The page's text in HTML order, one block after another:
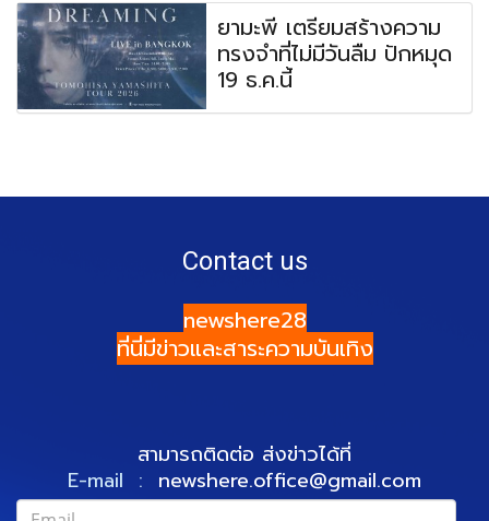
ยามะพี เตรียมสร้างความ
ทรงจำที่ไม่มีวันลืม ปักหมุด
19 ธ.ค.นี้
Contact us
newshere28
ที่นี่มีข่าวและสาระความบันเทิง
สามารถติดต่อ ส่งข่าวได้ที่
E-mail : newshere.office@gmail.com